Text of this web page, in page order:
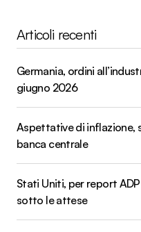
Articoli recenti
Germania, ordini
giugno 2026
Aspettative di inflazione,
banca centrale
Stati Uniti, per report
sotto le attese